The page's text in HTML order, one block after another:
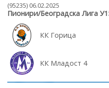
(95235) 06.02.2025
Пионири/Београдска Лига
КК Горица
КК Младост 4